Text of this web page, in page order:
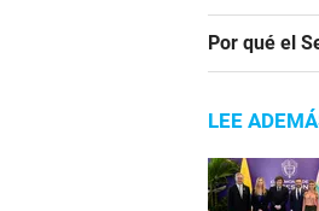
Por qué el
LEE